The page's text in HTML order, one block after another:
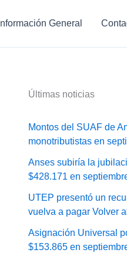
Información General
Últimas noticias
Montos del SUAF de
monotributistas en
Anses subiría la
$428.171 en
UTEP presentó un
vuelva a pagar Volver
Asignación Universal
$153.865 en